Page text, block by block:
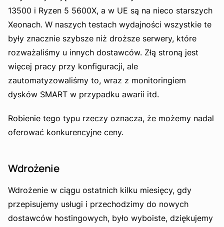
13500 i Ryzen 5 5600X, a w UE są na nieco starszych
Xeonach. W naszych testach wydajności wszystkie te
były znacznie szybsze niż droższe serwery, które
rozważaliśmy u innych dostawców. Złą stroną jest
więcej pracy przy konfiguracji, ale
zautomatyzowaliśmy to, wraz z monitoringiem
dysków SMART w przypadku awarii itd.
Robienie tego typu rzeczy oznacza, że możemy nadal
oferować konkurencyjne ceny.
Wdrożenie
Wdrożenie w ciągu ostatnich kilku miesięcy, gdy
przepisujemy usługi i przechodzimy do nowych
dostawców hostingowych, było wyboiste, dziękujemy